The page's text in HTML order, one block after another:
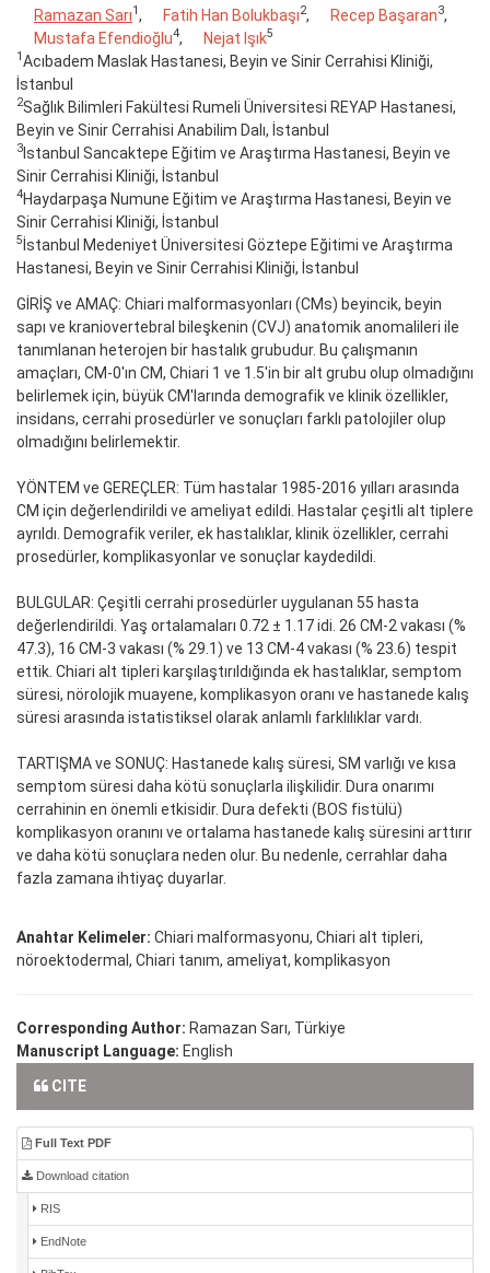
Ramazan Sarı1 , Fatih Han Bolukbaşı2, Recep Başaran3,
Mustafa Efendioğlu4, Nejat Işık5
1 Acıbadem Maslak Hastanesi, Beyin ve Sinir Cerrahisi Kliniği,
İstanbul
2Sağlık Bilimleri Fakültesi Rumeli Üniversitesi REYAP Hastanesi,
Beyin ve Sinir Cerrahisi Anabilim Dalı, İstanbul
3Istanbul Sancaktepe Eğitim ve Araştırma Hastanesi, Beyin ve
Sinir Cerrahisi Kliniği, İstanbul
4Haydarpaşa Numune Eğitim ve Araştırma Hastanesi, Beyin ve
Sinir Cerrahisi Kliniği, İstanbul
5İstanbul Medeniyet Üniversitesi Göztepe Eğitimi ve Araştırma
Hastanesi, Beyin ve Sinir Cerrahisi Kliniği, İstanbul
GİRİŞ ve AMAÇ: Chiari malformasyonları (CMs) beyincik, beyin
sapı ve kraniovertebral bileşkenin (CVJ) anatomik anomalileri ile
tanımlanan heterojen bir hastalık grubudur. Bu çalışmanın
amaçları, CM-0'ın CM, Chiari 1 ve 1.5'in bir alt grubu olup olmadığını
belirlemek için, büyük CM'larında demografik ve klinik özellikler,
insidans, cerrahi prosedürler ve sonuçları farklı patolojiler olup
olmadığını belirlemektir.
YÖNTEM ve GEREÇLER: Tüm hastalar 1985-2016 yılları arasında
CM için değerlendirildi ve ameliyat edildi. Hastalar çeşitli alt tiplere
ayrıldı. Demografik veriler, ek hastalıklar, klinik özellikler, cerrahi
prosedürler, komplikasyonlar ve sonuçlar kaydedildi.
BULGULAR: Çeşitli cerrahi prosedürler uygulanan 55 hasta
değerlendirildi. Yaş ortalamaları 0.72 ± 1.17 idi. 26 CM-2 vakası (%
47.3), 16 CM-3 vakası (% 29.1) ve 13 CM-4 vakası (% 23.6) tespit
ettik. Chiari alt tipleri karşılaştırıldığında ek hastalıklar, semptom
süresi, nörolojik muayene, komplikasyon oranı ve hastanede kalış
süresi arasında istatistiksel olarak anlamlı farklılıklar vardı.
TARTIŞMA ve SONUÇ: Hastanede kalış süresi, SM varlığı ve kısa
semptom süresi daha kötü sonuçlarla ilişkilidir. Dura onarımı
cerrahinin en önemli etkisidir. Dura defekti (BOS fistülü)
komplikasyon oranını ve ortalama hastanede kalış süresini arttırır
ve daha kötü sonuçlara neden olur. Bu nedenle, cerrahlar daha
fazla zamana ihtiyaç duyarlar.
Anahtar Kelimeler: Chiari malformasyonu, Chiari alt tipleri,
nöroektodermal, Chiari tanım, ameliyat, komplikasyon
Corresponding Author: Ramazan Sarı, Türkiye
Manuscript Language: English
CITE
Full Text PDF
Download citation
RIS
EndNote